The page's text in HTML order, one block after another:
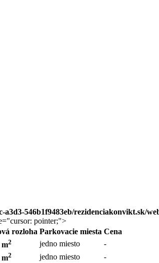
a3d3-546b1f9483eb/rezidenciakonvikt.sk/
pointer;">
rozloha Parkovacie miesta Cena
m2 jedno miesto
-
m2 jedno miesto
-